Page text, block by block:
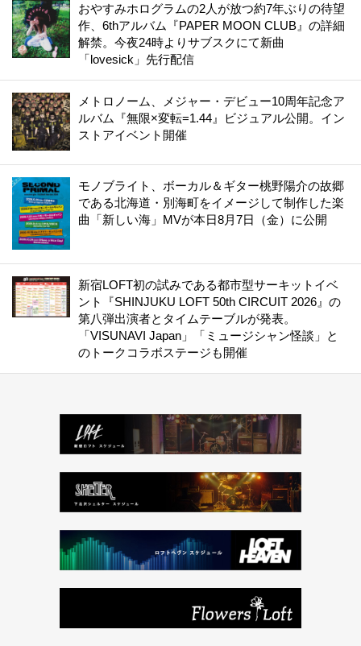
おやすみホログラムの2人が放つ約7年ぶりの待望
作、6thアルバム『PAPER MOON CLUB』の詳細
解禁。今夜24時よりサブスクにて新曲
「lovesick」先行配信
メトロノーム、メジャー・デビュー10周年記念ア
ルバム『無限×変転=1.44』ビジュアル公開。イン
ストアイベント開催
モノブライト、ボーカル＆ギター桃野陽介の故郷
である北海道・別海町をイメージして制作した楽
曲「新しい海」MVが本日8月7日（金）に公開
新宿LOFT初の試みである都市型サーキットイベ
ント『SHINJUKU LOFT 50th CIRCUIT 2026』の
第八弾出演者とタイムテーブルが発表。
「VISUNAVI Japan」「ミュージシャン怪談」と
のトークコラボステージも開催